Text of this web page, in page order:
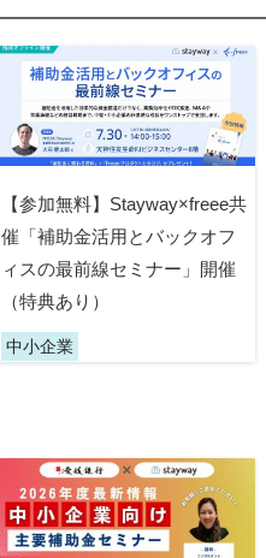
【参加無料】Stayway×freee共
催「補助金活用とバックオフ
ィスの最前線セミナー」開催
（特典あり）
中小企業